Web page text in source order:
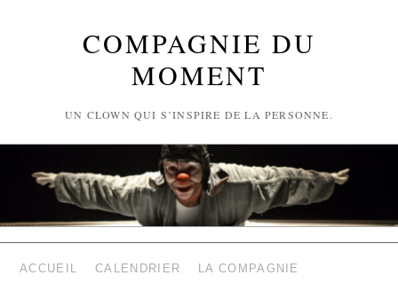
COMPAGNIE DU
MOMENT
UN CLOWN QUI S’INSPIRE DE LA PERSONNE.
ACCUEIL CALENDRIER LA COMPAGNIE